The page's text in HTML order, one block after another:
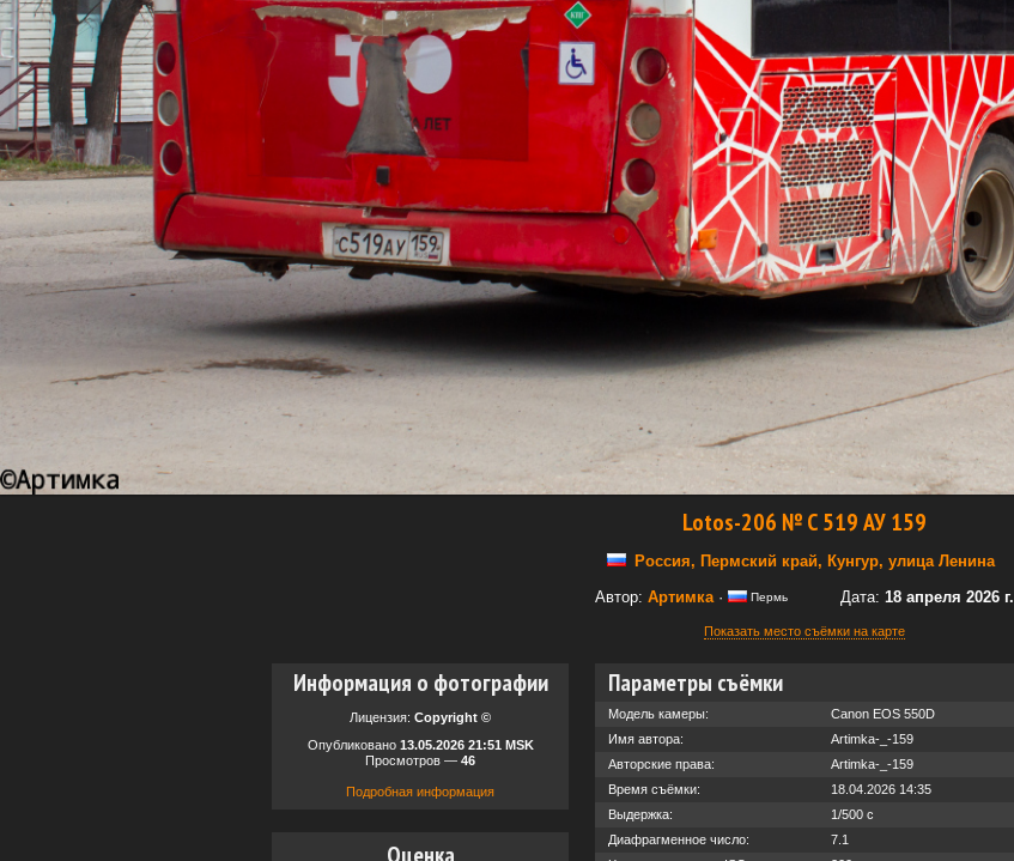
Lotos-206 № С 519 АУ 159
Россия, Пермский край, Кунгур, улица Ленина
Автор: Артимка· Пермь Дата: 18 апреля 2026 г.
Показать место съёмки на карте
Информация о фотографии
Лицензия: Copyright ©
Опубликовано 13.05.2026 21:51 MSK
Просмотров — 46
Подробная информация
Параметры съёмки
Модель камеры:
Canon EOS 550D
Имя автора:
Artimka-_-159
Авторские права:
Artimka-_-159
Время съёмки:
18.04.2026 14:35
Выдержка:
1/500 с
Диафрагменное число:
7.1